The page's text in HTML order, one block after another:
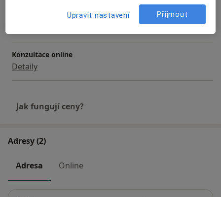
Individuální psychoterapie
Konzultace online
Detaily
Jak fungují ceny?
Adresy (2)
Adresa Online
Upravit nastavení Přijmout